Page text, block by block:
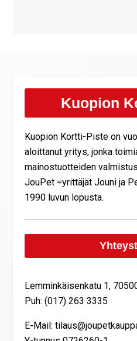
Kuopion
Kuopion Kortti-Piste on
aloittanut yritys, jonka
mainostuotteiden
JouPet =yrittäjät Jouni ja
1990 luvun lopusta.
Lemminkäisenkatu 1,
Puh: (017) 263 3335
E-Mail: